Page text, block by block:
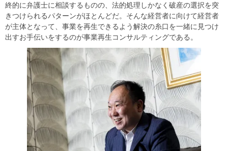
終的に弁護士に相談するものの、法的処理しかなく破産の選択を突
きつけられるパターンがほとんどだ。そんな経営者に向けて経営者
が主体となって、事業を再生できるよう解決の糸口を一緒に見つけ
出すお手伝いをするのが事業再生コンサルティングである。